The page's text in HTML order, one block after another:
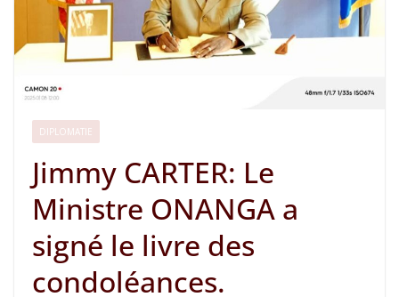
DIPLOMATIE
Jimmy CARTER: Le
Ministre ONANGA a
signé le livre des
condoléances.